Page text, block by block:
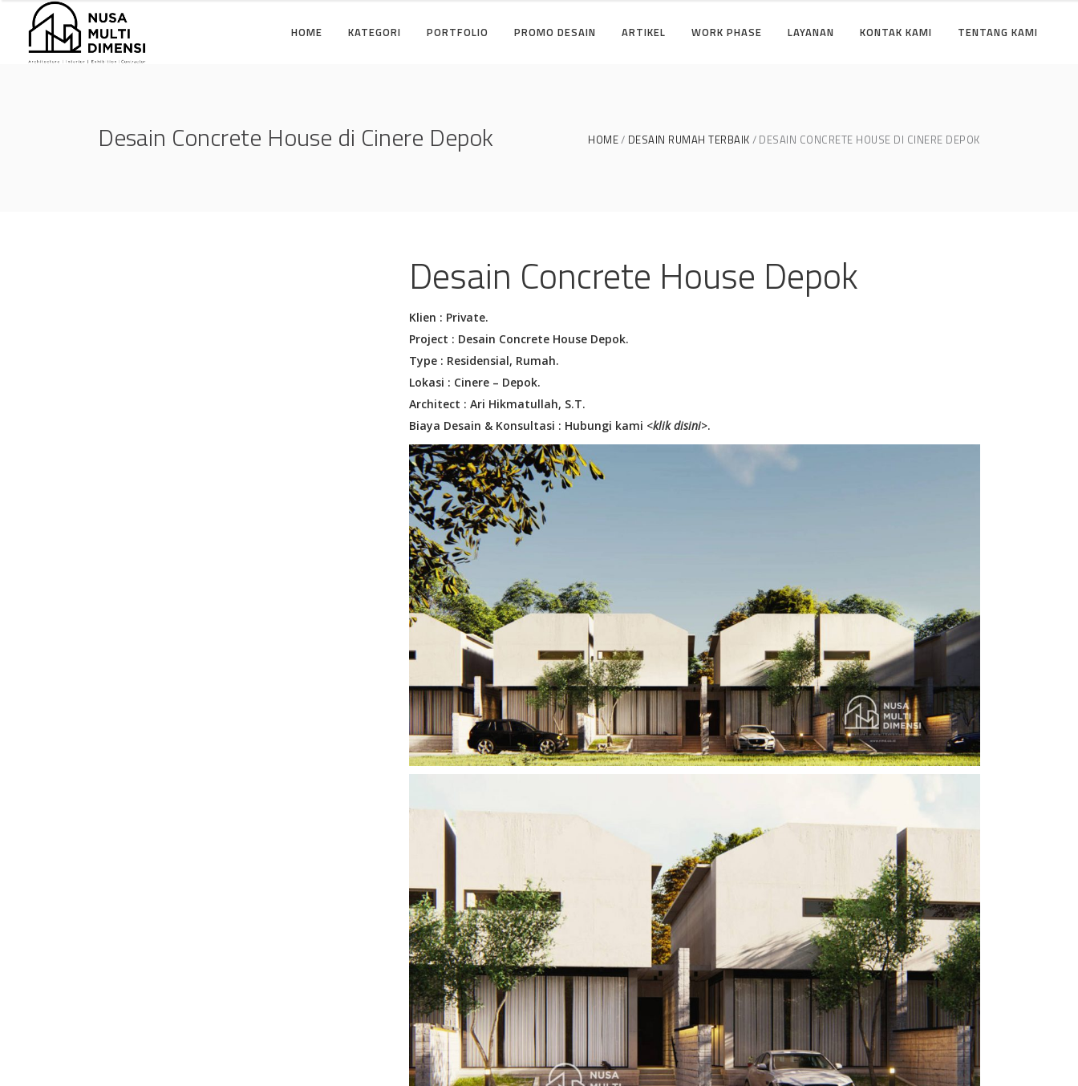
HOME KATEGORI PORTFOLIO PROMO DESAIN ARTIKEL WORK PHASE LAYANAN KONTAK KAMI TENTANG KAMI
Desain Concrete House di Cinere Depok HOME DESAIN RUMAH TERBAIK DESAIN CONCRETE HOUSE DI CINERE DEPOK
Desain Concrete House Depok
Klien : Private.
Project : Desain Concrete House Depok.
Type : Residensial, Rumah.
Lokasi : Cinere – Depok.
Architect : Ari Hikmatullah, S.T.
Biaya Desain & Konsultasi : Hubungi kami <klik disini>.